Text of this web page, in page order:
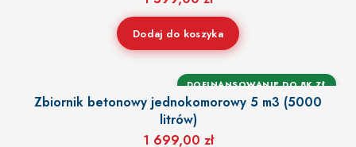
Dodaj do koszyka
DOFINANSOWANIE DO 8K ZŁ
Zbiornik betonowy jednokomorowy 5 m3 (5000
litrów)
1 699,00 zł